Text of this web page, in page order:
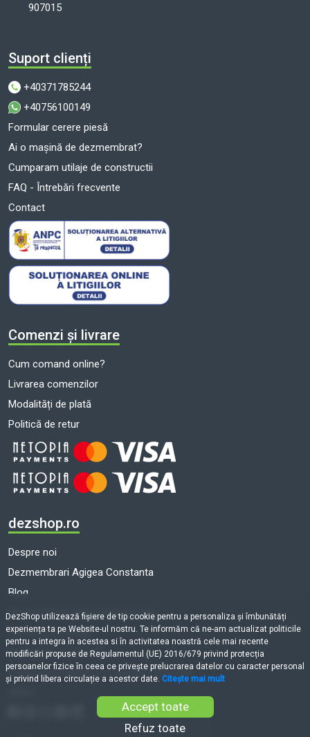
907015
Suport clienți
+40371785244
+40756100149
Formular cerere piesă
Ai o mașină de dezmembrat?
Cumparam utilaje de constructii
FAQ - Întrebări frecvente
Contact
Comenzi și livrare
Cum comand online?
Livrarea comenzilor
Modalități de plată
Politică de retur
dezshop.ro
Despre noi
Dezmembrari Agigea Constanta
Blog
Dezmembrari auto toate marcile
Termeni și condiții
Politică de cookie-uri
Prelucrarea datelor cu caracter personal
DezShop utilizează fişiere de tip cookie pentru a personaliza și îmbunătăți
experiența ta pe Website-ul nostru. Te informăm că ne-am actualizat politicile
pentru a integra în acestea si în activitatea noastră cele mai recente
modificări propuse de Regulamentul (UE) 2016/679 privind protecția
persoanelor fizice în ceea ce privește prelucrarea datelor cu caracter personal
și privind libera circulație a acestor date. Citește mai mult
Accept toate
Refuz toate